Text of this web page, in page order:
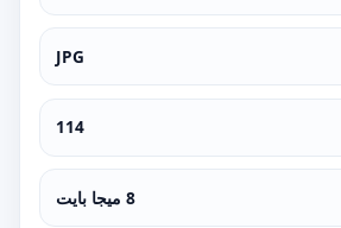
JPG
114
8 ميجا بايت